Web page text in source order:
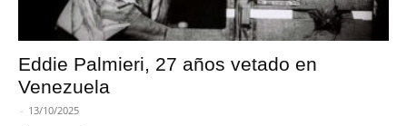
Eddie Palmieri, 27 años vetado en
Venezuela
- 13/10/2025